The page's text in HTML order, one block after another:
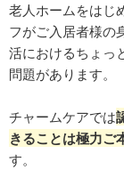
老人ホームをはじ
フがご入居者様の
活におけるちょっ
問題があります。
チャームケアでは
きることは極力ご
す。